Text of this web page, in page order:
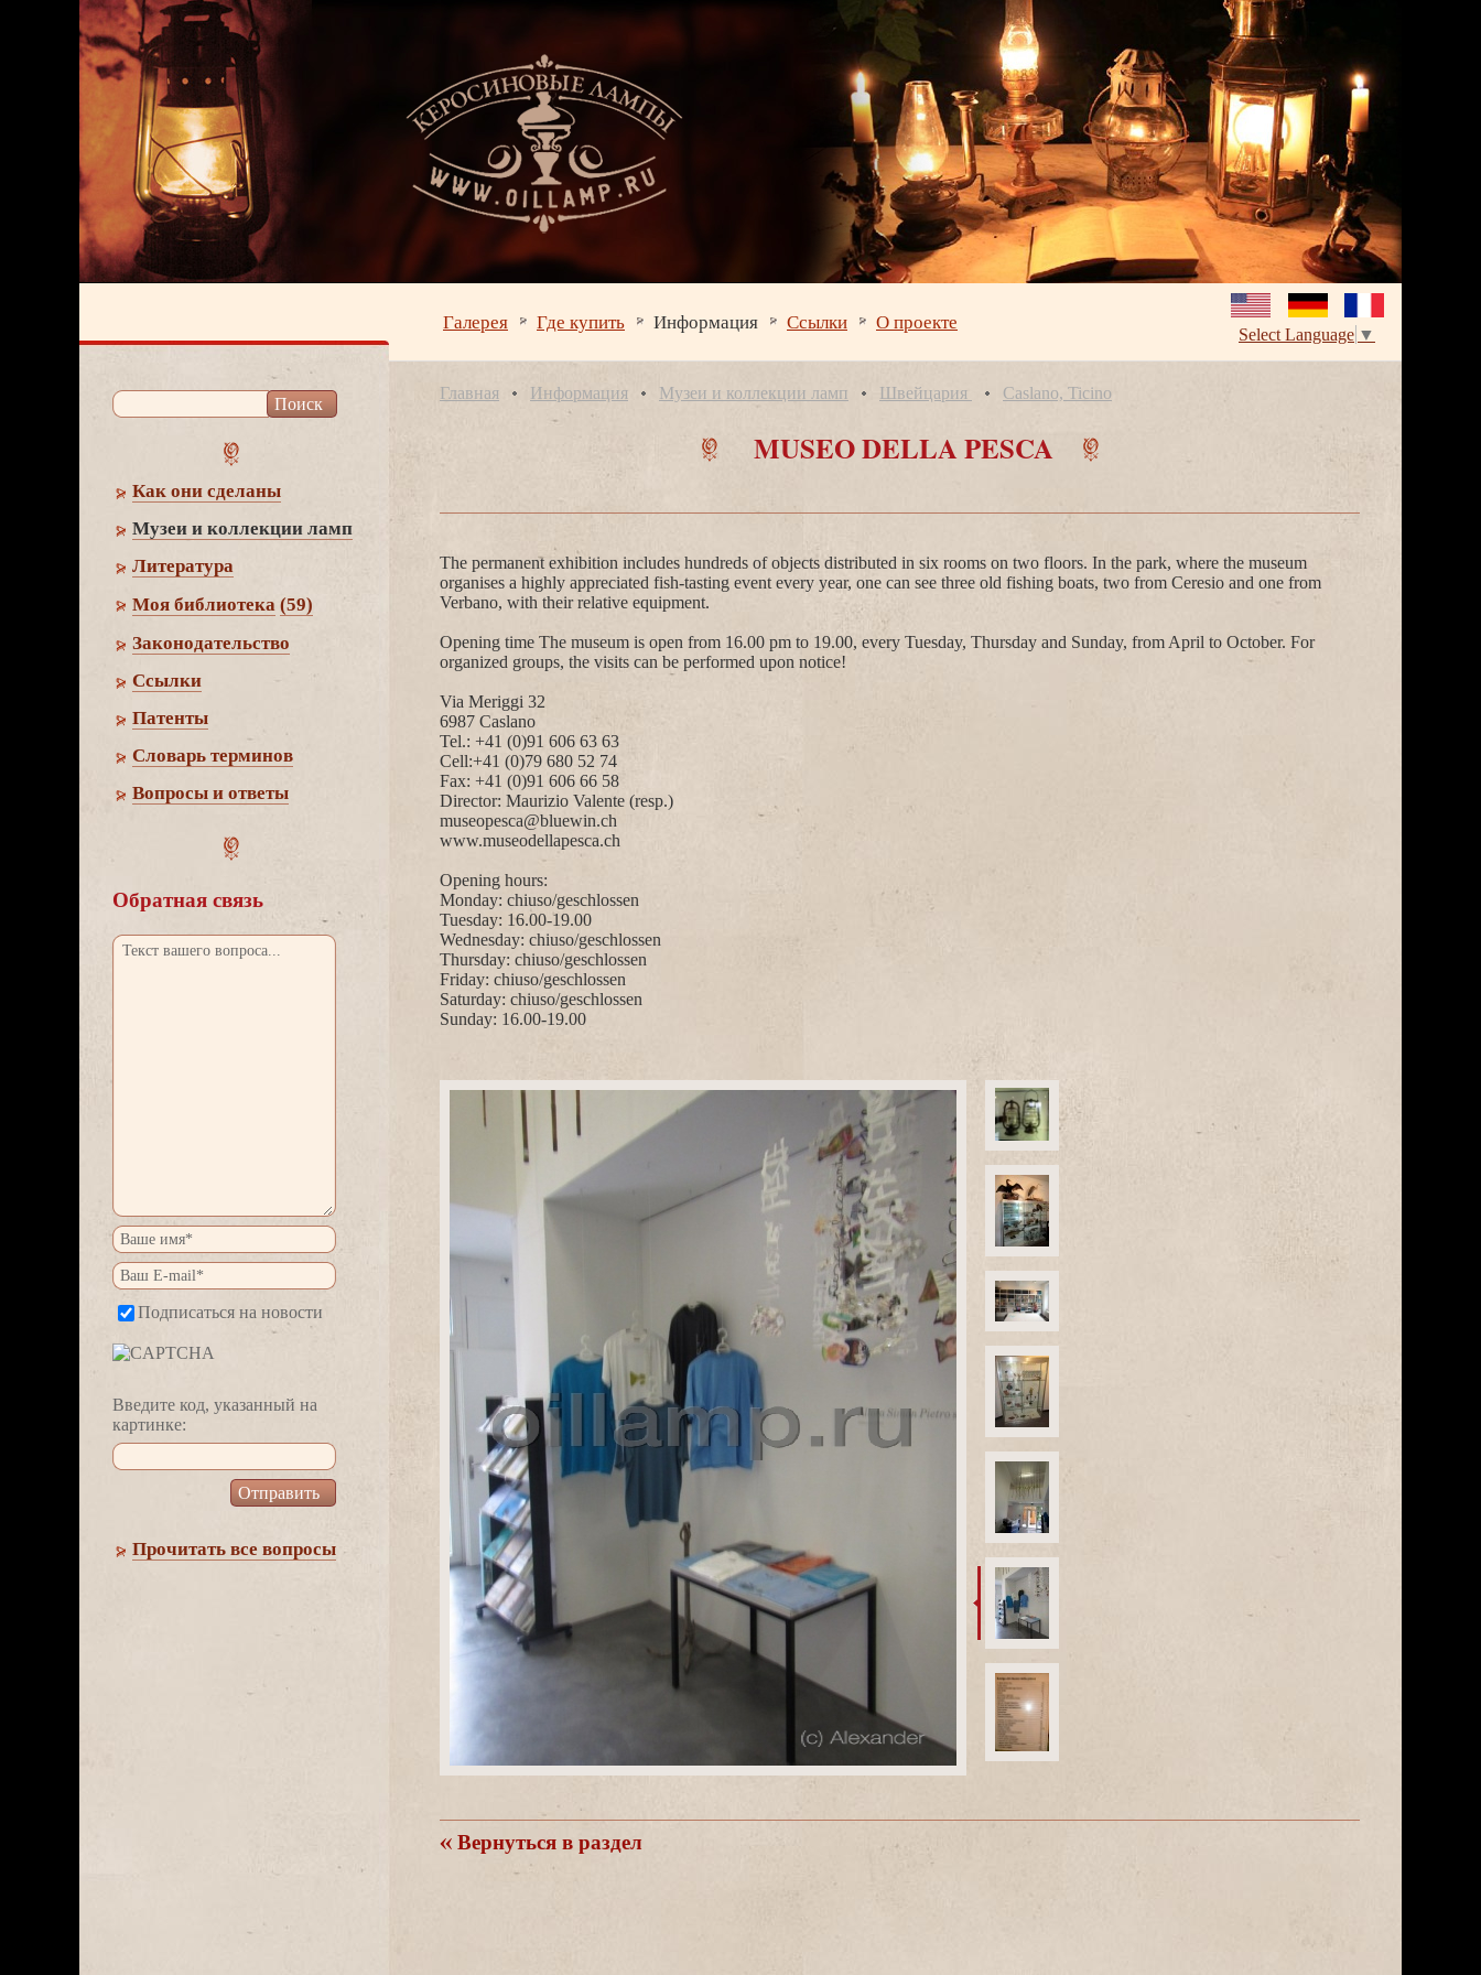
Галерея Где купить Информация Ссылки О проекте
Select Language ▼
Как они сделаны
Музеи и коллекции ламп
Литература
Моя библиотека (59)
Законодательство
Cсылки
Патенты
Словарь термино
опросы и ответы
Обратная связь
Подписаться на новости
едите код, указанный на
картинке:
Прочитать все вопросы
Главная Информация Музеи и коллекции ламп Швейцария Caslano, Ticino
MUSEO DELLA PESCA
The permanent exhibition includes hundreds of objects distributed in six rooms on two floors. In the park, where the museum
organises a highly appreciated fish-tasting event every year, one can see three old fishing boats, two from Ceresio and one from
Verbano, with their relative equipment.
Opening time The museum is open from 16.00 pm to 19.00, every Tuesday, Thursday and Sunday, from April to October. For
organized groups, the visits can be performed upon notice!
Via Meriggi 32
6987 Caslano
Tel.: +41 (0)91 606 63 63
Cell:+41 (0)79 680 52 74
Fax: +41 (0)91 606 66 58
Director: Maurizio Valente (resp.)
museopesca@bluewin.ch
www.museodellapesca.ch
Opening hours:
Monday: chiuso/geschlossen
Tuesday: 16.00-19.00
Wednesday: chiuso/geschlossen
Thursday: chiuso/geschlossen
Friday: chiuso/geschlossen
Saturday: chiuso/geschlossen
Sunday: 16.00-19.00
ернуться в раздел